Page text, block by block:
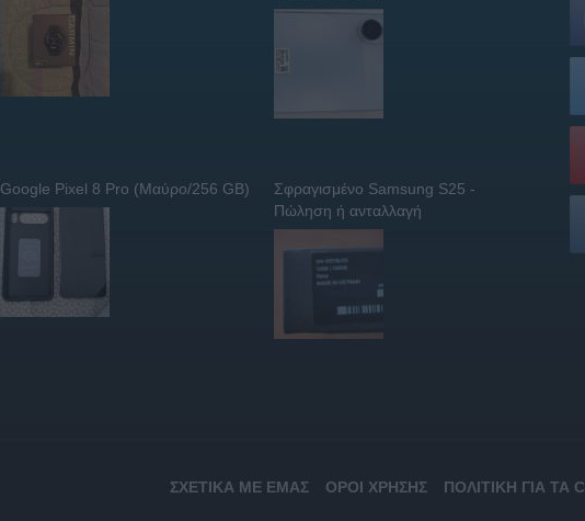
Google Pixel 8 Pro (Μαύρο/256 GB)
Σφραγισμένο Samsung S25 -
Πώληση ή ανταλλαγή
ΣΧΕΤΙΚΆ ΜΕ ΕΜΆΣ ΌΡΟΙ ΧΡΉΣΗΣ ΠΟΛΙΤΙΚΉ ΓΙΑ ΤΑ